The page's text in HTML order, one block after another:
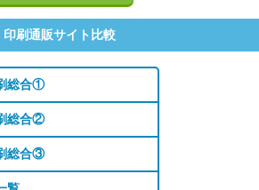
印刷通販サイト比較
総合①
総合②
総合③